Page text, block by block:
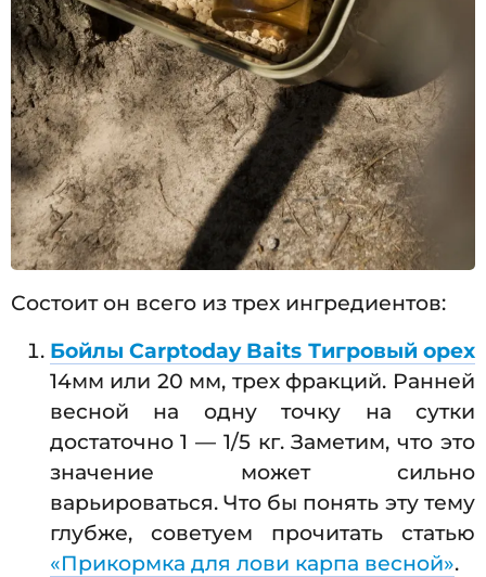
Состоит он всего из трех ингредиентов:
Бойлы Carptoday Baits Тигровый орех
14мм или 20 мм, трех фракций. Ранней
весной на одну точку на сутки
достаточно 1 — 1/5 кг. Заметим, что это
значение может сильно
варьироваться. Что бы понять эту тему
глубже, советуем прочитать статью
«Прикормка для лови карпа весной».